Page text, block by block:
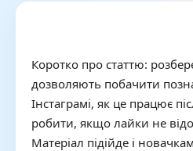
Коротко про статтю:
дозволяють побачити
Інстаграмі, як це працює
робити, якщо лайки не
Матеріал підійде і